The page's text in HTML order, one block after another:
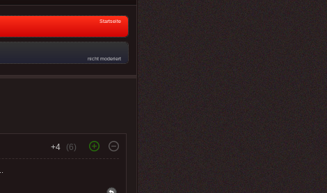
Startseite
nicht moderiert
+4 (6)